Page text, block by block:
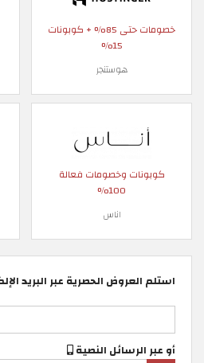
خصومات حتى 85% + كوبونات
15%
هوستنجر
كوبونات وخصومات فعالة
100%
اناس
استلم العروض الحصرية عبر البريد
أو عبر الرسائل النصية